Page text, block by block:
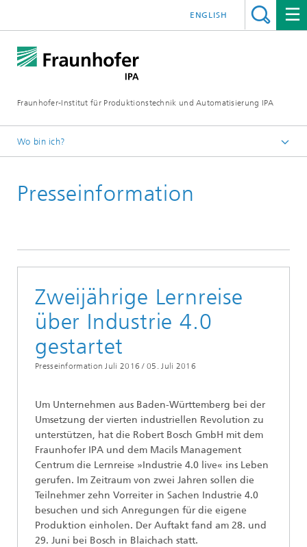
Fraunhofer-Institut für Produktionstechnik und Automatisierung IPA
ENGLISH
Wo bin ich?
Presse/Medien
Presseinformation
Zweijährige Lernreise
über Industrie 4.0
gestartet
Presseinformation Juli 2016 / 05. Juli 2016
Um Unternehmen aus Baden-Württemberg bei der
Umsetzung der vierten industriellen Revolution zu
unterstützen, hat die Robert Bosch GmbH mit dem
Fraunhofer IPA und dem Macils Management
Centrum die Lernreise »Industrie 4.0 live« ins Leben
gerufen. Im Zeitraum von zwei Jahren sollen die
Teilnehmer zehn Vorreiter in Sachen Industrie 4.0
besuchen und sich Anregungen für die eigene
Produktion einholen. Der Auftakt fand am 28. und
29. Juni bei Bosch in Blaichach statt.